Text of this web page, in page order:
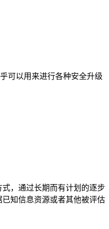
可以用来进行各种安全升级
，通过长期而有计划的逐步
知信息资源或者其他被评估